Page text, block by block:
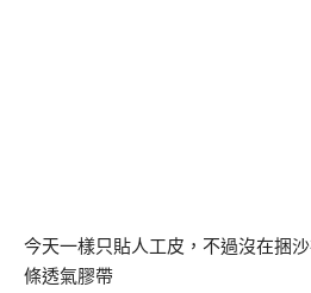
今天一樣只貼人工皮，不過沒在捆
條透氣膠帶